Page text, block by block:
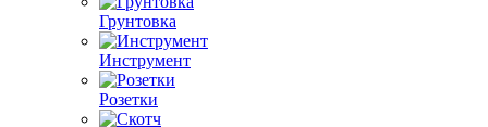
Грунтовка
Инструмент
Розетки